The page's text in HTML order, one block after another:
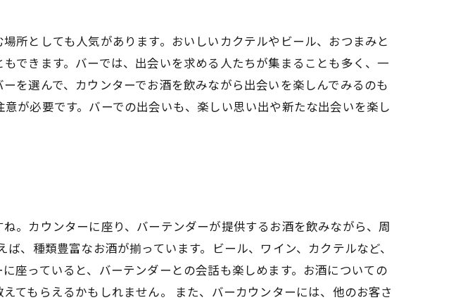
所としても人気があります。おいしいカクテルやビール、おつまみと
できます。バーでは、出会いを求める人たちが集まることも多く、一
を選んで、カウンターでお酒を飲みながら出会いを楽しんでみるのも
が必要です。バーでの出会いも、楽しい思い出や新たな出会いを楽し
。カウンターに座り、バーテンダーが提供するお酒を飲みながら、周
、種類豊富なお酒が揃っています。ビール、ワイン、カクテルなど、
座っていると、バーテンダーとの会話も楽しめます。お酒についての
てもらえるかもしれません。 また、バーカウンターには、他のお客さ